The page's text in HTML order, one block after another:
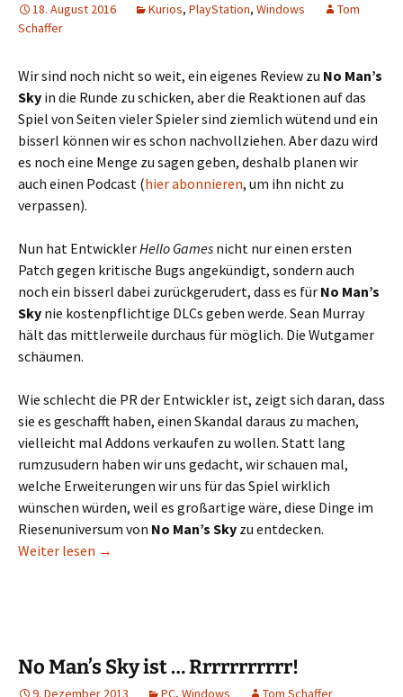
18. August 2016 Kurios, PlayStation, Windows
Tom
Schaffer
Wir sind noch nicht so weit, ein eigenes Review zu No Man’s
Sky in die Runde zu schicken, aber die Reaktionen auf das
Spiel von Seiten vieler Spieler sind ziemlich wütend und ein
bisserl können wir es schon nachvollziehen. Aber dazu wird
es noch eine Menge zu sagen geben, deshalb planen wir
auch einen Podcast (hier abonnieren, um ihn nicht zu
verpassen).
Nun hat EntwicklerHello Games nicht nur einen ersten
Patch gegen kritische Bugs angekündigt, sondern auch
noch ein bisserl dabei zurückgerudert, dass es für No Man’s
Sky nie kostenpflichtige DLCs geben werde. Sean Murray
hält das mittlerweile durchaus für möglich. Die Wutgamer
schäumen.
Wie schlecht die PR der Entwickler ist, zeigt sich daran, dass
sie es geschafft haben, einen Skandal daraus zu machen,
vielleicht mal Addons verkaufen zu wollen. Statt lang
rumzusudern haben wir uns gedacht, wir schauen mal,
welche Erweiterungen wir uns für das Spiel wirklich
wünschen würden, weil es großartige wäre, diese Dinge im
Riesenuniversum von No Man’s Sky zu entdecken.
Weiter lesen 6 DLCs zu No Man’s Sky, die wir tatsächlich
→
No Man’s Sky ist … Rrrrrrrrrrr!
9. Dezember 2013 PC, Windows Tom Schaffer